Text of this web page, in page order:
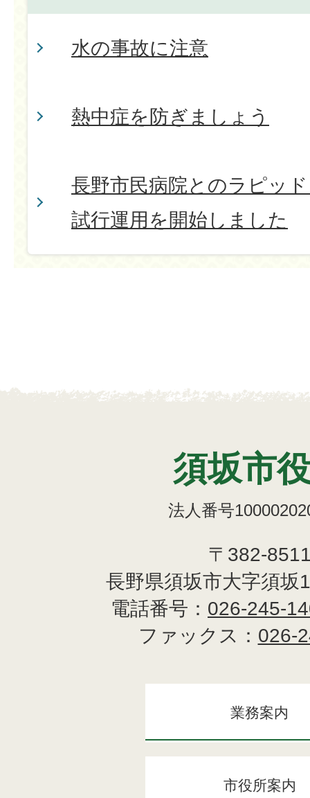
水の事故に注意
熱中症を防ぎましょう
長野市民病院とのラピッ
試行運用を開始しました
須坂市
法人番号
〒382-
長野県須坂市大字須坂
電話番号： 026-245-
ファックス： 026-
業務案内
市役所案内